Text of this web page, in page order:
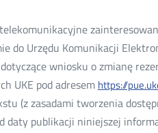
do Urzędu Komunikacji
wniosku o zmianę
UKE pod adresem https://
(z zasadami tworzenia
daty publikacji niniejszej